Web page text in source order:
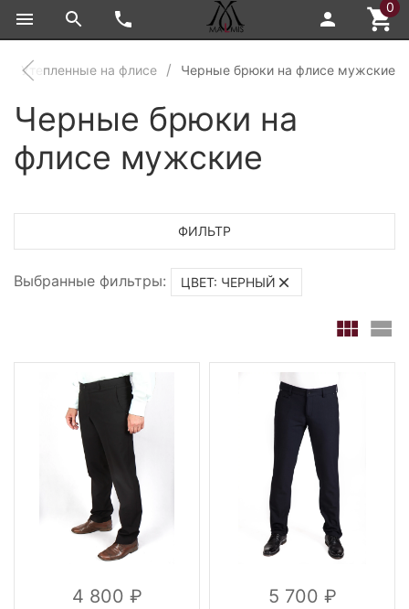
0
Утепленные на флисе Черные брюки на флисе мужские
Черные брюки на
флисе мужские
ФИЛЬТР
Выбранные фильтры: ЦВЕТ: ЧЕРНЫЙ
4 800 5 700